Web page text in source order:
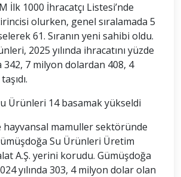
İlk 1000 İhracatçı Listesi’nde
olurken, genel sıralamada 5
61. Sıranın yeni sahibi oldu.
2025 yılında ihracatını yüzde
342, 7 milyon dolardan 408, 4
Ürünleri 14 basamak yükseldi
hayvansal mamuller sektöründe
Su Ürünleri Üretim
A.Ş. yerini korudu. Gümüşdoğa
yılında 303, 4 milyon dolar olan